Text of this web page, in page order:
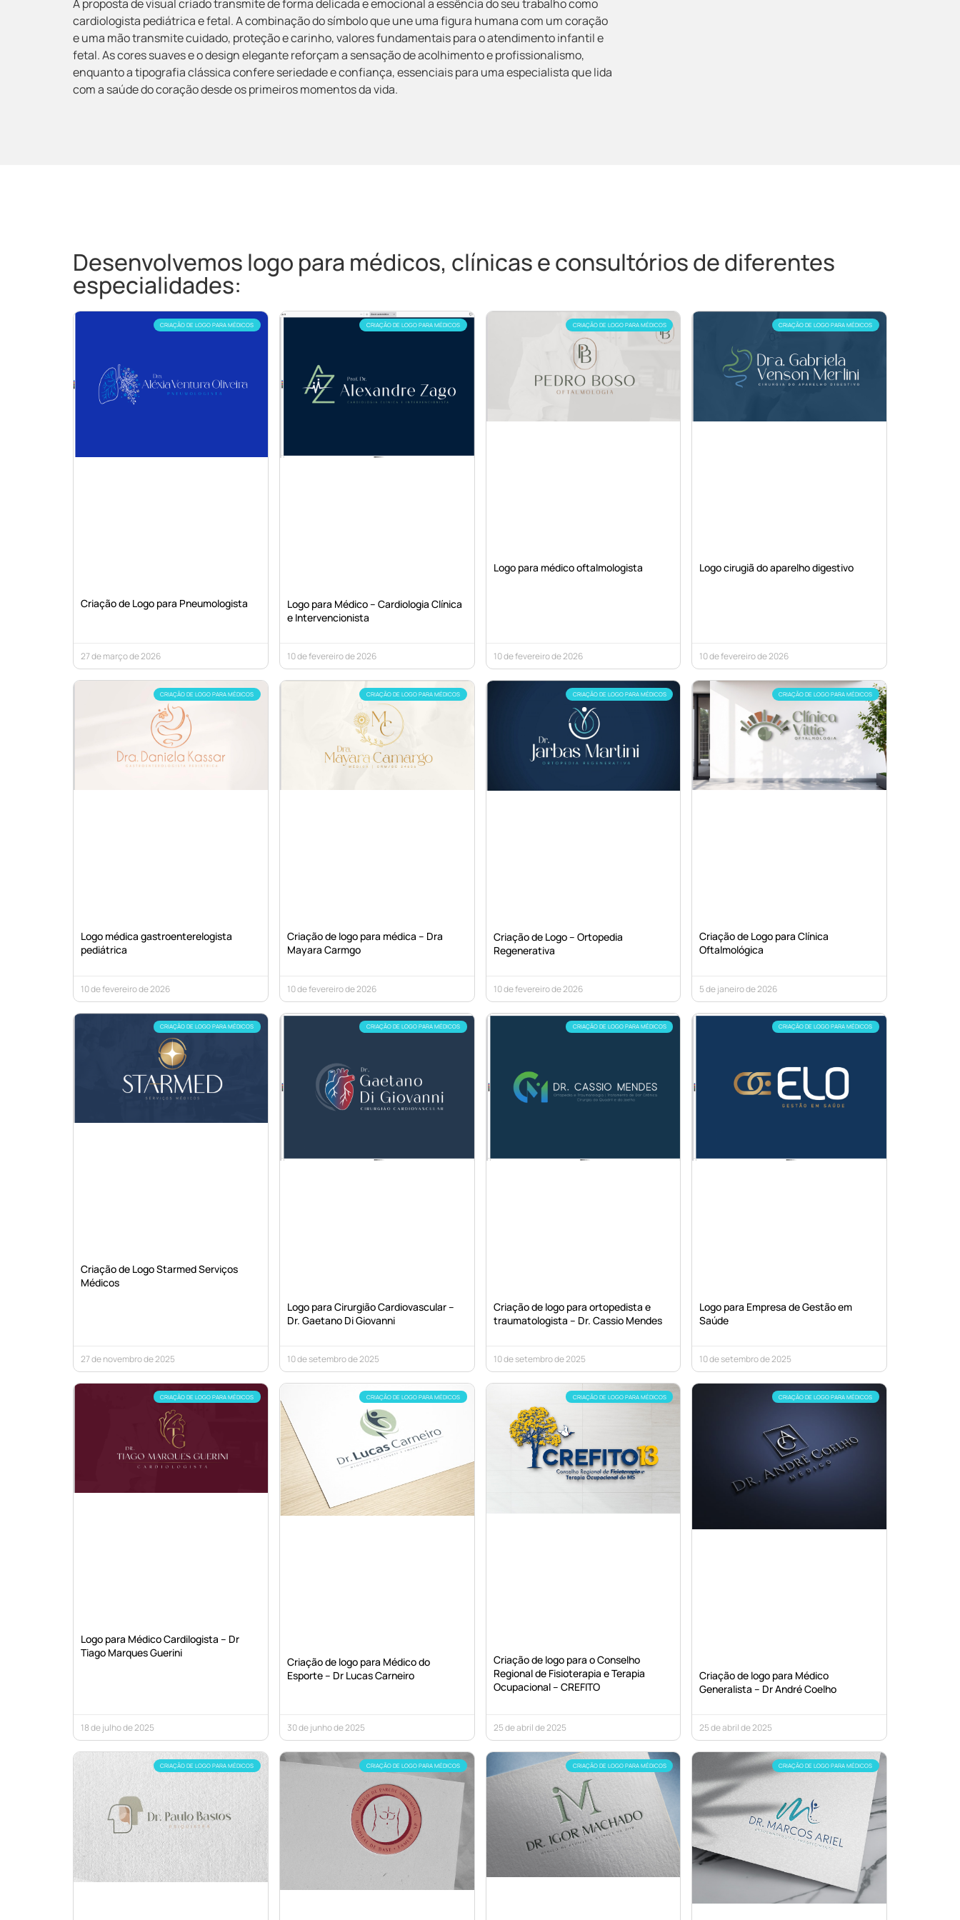
A proposta de visual criado transmite de forma delicada e emocional a essência do seu trabalho como
cardiologista pediátrica e fetal. A combinação do símbolo que une uma figura humana com um coração
e uma mão transmite cuidado, proteção e carinho, valores fundamentais para o atendimento infantil e
fetal. As cores suaves e o design elegante reforçam a sensação de acolhimento e profissionalismo,
enquanto a tipografia clássica confere seriedade e confiança, essenciais para uma especialista que lida
com a saúde do coração desde os primeiros momentos da vida.
Desenvolvemos logo para médicos, clínicas e consultórios de diferentes
especialidades:
CRIAÇÃO DE LOGO PARA MÉDICOS
Criação de Logo para Pneumologista
27 de março de 2026
CRIAÇÃO DE LOGO PARA MÉDICOS
Logo para Médico – Cardiologia Clínica
e Intervencionista
10 de fevereiro de 2026
CRIAÇÃO DE LOGO PARA MÉDICOS
Logo para médico oftalmologista
10 de fevereiro de 2026
CRIAÇÃO DE LOGO PARA MÉDICOS
Logo cirugiã do aparelho digestivo
10 de fevereiro de 2026
CRIAÇÃO DE LOGO PARA MÉDICOS
Logo médica gastroenterelogista
pediátrica
10 de fevereiro de 2026
CRIAÇÃO DE LOGO PARA MÉDICOS
Criação de logo para médica – Dra
Mayara Carmgo
10 de fevereiro de 2026
CRIAÇÃO DE LOGO PARA MÉDICOS
Criação de Logo – Ortopedia
Regenerativa
10 de fevereiro de 2026
CRIAÇÃO DE LOGO PARA MÉDICOS
Criação de Logo para Clínica
Oftalmológica
5 de janeiro de 2026
CRIAÇÃO DE LOGO PARA MÉDICOS
Criação de Logo Starmed Serviços
Médicos
27 de novembro de 2025
CRIAÇÃO DE LOGO PARA MÉDICOS
Logo para Cirurgião Cardiovascular –
Dr. Gaetano Di Giovanni
10 de setembro de 2025
CRIAÇÃO DE LOGO PARA MÉDICOS
Criação de logo para ortopedista e
traumatologista – Dr. Cassio Mendes
10 de setembro de 2025
CRIAÇÃO DE LOGO PARA MÉDICOS
Logo para Empresa de Gestão em
Saúde
10 de setembro de 2025
CRIAÇÃO DE LOGO PARA MÉDICOS
Logo para Médico Cardilogista – Dr
Tiago Marques Guerini
18 de julho de 2025
CRIAÇÃO DE LOGO PARA MÉDICOS
Criação de logo para Médico do
Esporte – Dr Lucas Carneiro
30 de junho de 2025
CRIAÇÃO DE LOGO PARA MÉDICOS
Criação de logo para o Conselho
Regional de Fisioterapia e Terapia
Ocupacional – CREFITO
25 de abril de 2025
CRIAÇÃO DE LOGO PARA MÉDICOS
Criação de logo para Médico
Generalista – Dr André Coelho
25 de abril de 2025
CRIAÇÃO DE LOGO PARA MÉDICOS CRIAÇÃO DE LOGO PARA MÉDICOS CRIAÇÃO DE LOGO PARA MÉDICOS CRIAÇÃO DE LOGO PARA MÉDICOS